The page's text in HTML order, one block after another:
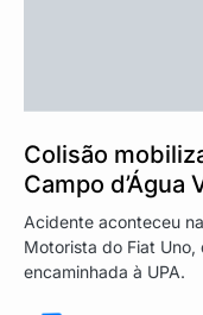
Colisão
Campo d’Água
Acidente aconteceu
Motorista do Fiat
encaminhada à UPA.